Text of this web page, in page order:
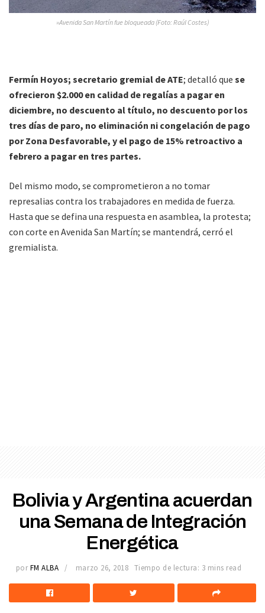
»Avenida San Martín fue bloqueada (Foto: Raúl Costes)
Fermín Hoyos; secretario gremial de ATE; detalló que se
ofrecieron $2.000 en calidad de regalías a pagar en
diciembre, no descuento al título, no descuento por los
tres días de paro, no eliminación ni congelación de pago
por Zona Desfavorable, y el pago de 15% retroactivo a
febrero a pagar en tres partes.
Del mismo modo, se comprometieron a no tomar
represalias contra los trabajadores en medida de fuerza.
Hasta que se defina una respuesta en asamblea, la protesta;
con corte en Avenida San Martín; se mantendrá, cerró el
gremialista.
Bolivia y Argentina acuerdan
una Semana de Integración
Energética
por FM ALBA marzo 26, 2018 Tiempo de lectura: 3 mins read